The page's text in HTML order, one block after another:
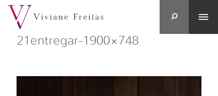
21entregar-1900×748